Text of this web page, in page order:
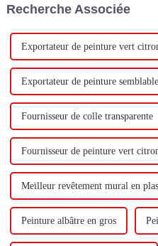
base d'eau et 60 000 tonnes de
Recherche Associée
Exportateur de peinture vert
Exportateur de peinture
Fournisseur de colle transparente
Fournisseur de peinture vert
Meilleur revêtement mural en
Peinture albâtre en gros